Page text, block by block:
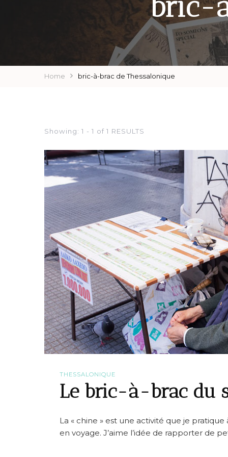
bric-
Home bric-à-brac de Thessalonique
Showing: 1 - 1 of 1 RESULTS
THESSALONIQUE
Le bric-à-brac du
La « chine » est une activité que je
en voyage. J’aime l’idée de rapporter de